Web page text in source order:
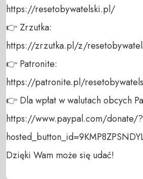
https://resetobywatelski.pl/
👉 Zrzutka:
https://zrzutka.pl/z/
👉 Patronite:
https://patronite.pl/
👉 Dla wpłat w walutach obcych
https://www.paypal.com/donate/?
Dzięki Wam może się udać!